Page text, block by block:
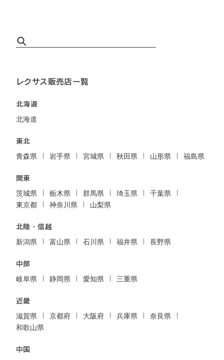
レクサス販売店一覧
北海道
北海道
東北
青森県 岩手県 宮城県 秋田県 山形県 福島県
関東
茨城県 栃木県 群馬県 埼玉県
千葉県
東京都
神奈川県 山梨県
北陸・信越
新潟県 富山県 石川県 福井県 長野県
中部
岐阜県 静岡県 愛知県 三重県
近畿
滋賀県 京都府 大阪府 兵庫県
奈良県
和歌山県
中国